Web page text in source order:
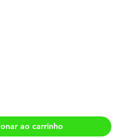
ao carrinho